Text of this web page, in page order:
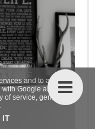
and to analyze
Google along with
service, generate
IT